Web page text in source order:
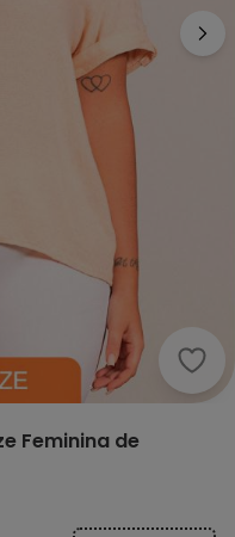
Feminina de